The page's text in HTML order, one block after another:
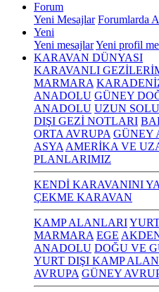
Forum
Yeni Mesajlar Forumlarda
Yeni
Yeni mesajlarYeni profil
KARAVAN DÜNYASI
KARAVANLI
MARMARA
ANADOLU GÜNEY
ANADOLU UZUN
DIŞI GEZİ NOTLARI
ORTA AVRUPA GÜNEY
ASYA AMERİKA VE
PLANLARIMIZ
KENDİ KARAVANINI
ÇEKME KARAVAN
KAMP ALANLARI
MARMARA EGE
ANADOLU DOĞU VE
YURT DIŞI KAMP
AVRUPA GÜNEY